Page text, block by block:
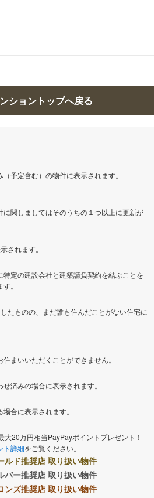
ショントップへ戻る
予定含む）の物件に表示されます。
関しましてはそのうちの１つ以上に更新が
されます。
定の建設会社と建築請負契約を結ぶことを
。
たものの、まだ誰も住んだことがない住宅に
まいいただくことができません。
済みの場合に表示されます。
合に表示されます。
大20万円相当PayPayポイントプレゼント！
ト詳細をご覧ください。
ルド推奨店 取り扱い物件
バー推奨店 取り扱い物件
ンズ推奨店 取り扱い物件